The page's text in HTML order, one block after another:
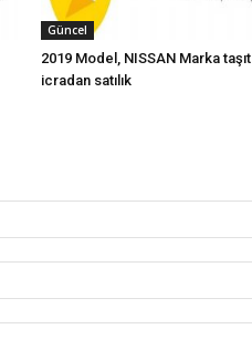
Güncel
2019 Model, NISSAN Marka taşıt
icradan satılık